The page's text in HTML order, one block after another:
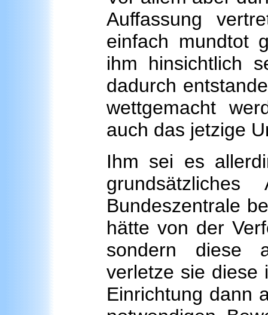
Auffassung
einfach mundtot
ihm hinsichtlich
dadurch
wettgemacht
auch das jetzige
Ihm sei es
Bundeszentrale
hätte von der
sondern diese
verletze sie diese
Einrichtung dann